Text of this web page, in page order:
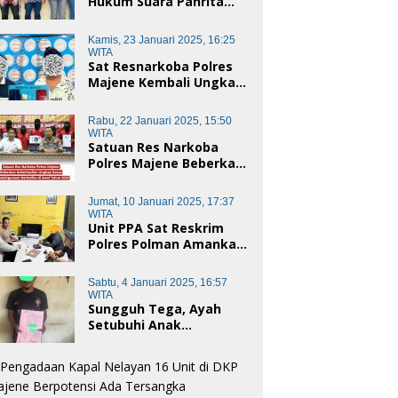
Dampingi Korban
Dugaan Pencemaran
Nama Baik dan
penggelapan di Polres
Kamis, 23 Januari 2025, 16:25
WITA
Sat Resnarkoba Polres
Majene Kembali Ungkap
Narkoba Jenis Sabu, Dua
Pelaku Diamankan
Rabu, 22 Januari 2025, 15:50
WITA
Satuan Res Narkoba
Polres Majene Beberkan
Kasus Penyalahgunaan
Narkotika di Awal Tahun
2025
Jumat, 10 Januari 2025, 17:37
WITA
Unit PPA Sat Reskrim
Polres Polman Amankan
Pencabulan Anak di
Bawah Umur
Sabtu, 4 Januari 2025, 16:57
WITA
Sungguh Tega, Ayah
Setubuhi Anak